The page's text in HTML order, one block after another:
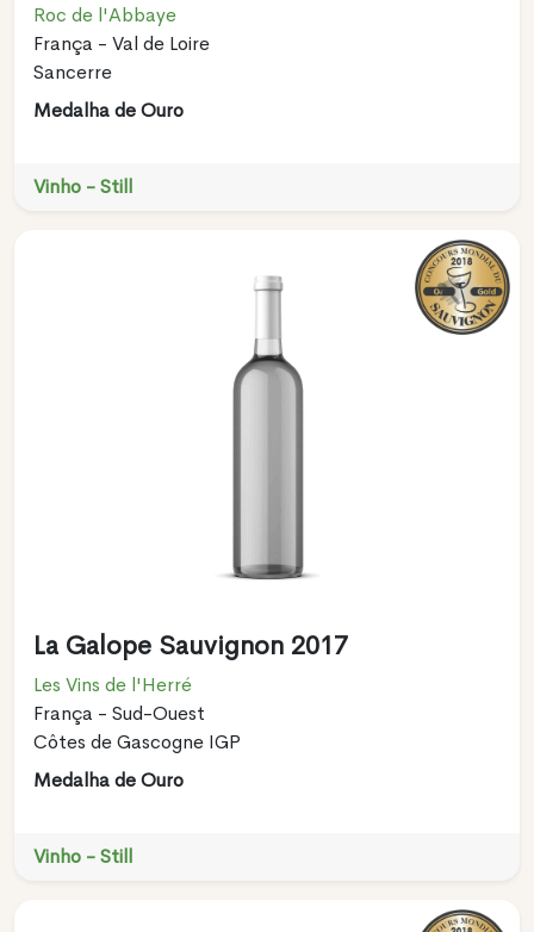
Roc de l'Abbaye
França - Val de Loire
Sancerre
Medalha de Ouro
Vinho - Still
La Galope Sauvignon 2017
Les Vins de l'Herré
França - Sud-Ouest
Côtes de Gascogne IGP
Medalha de Ouro
Vinho - Still